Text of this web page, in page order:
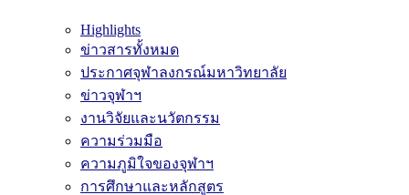
Highlights
ข่าวสารทั้งหมด
ประกาศจุฬาลงกรณ์มหาวิทยาลัย
ข่าวจุฬาฯ
งานวิจัยและนวัตกรรม
ความร่วมมือ
ความภูมิใจของจุฬาฯ
การศึกษาและหลักสูตร